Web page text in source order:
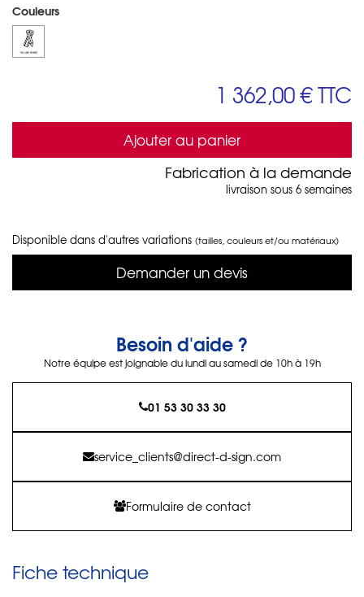
Couleurs
1 362,00 €TTC
Ajouter au panier
Fabrication à la demande
livraison sous 6 semaines
Disponible dans d'autres variations (tailles, couleurs et/ou matériaux)
Demander un devis
Besoin d'aide ?
Notre équipe est joignable du lundi au samedi de 10h à 19h
01 53 30 33 30
service_clients@direct-d-sign.com
Formulaire de contact
Fiche technique